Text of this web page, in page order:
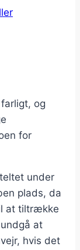
og
for
under
plads, da
at tiltrække
at
hvis det